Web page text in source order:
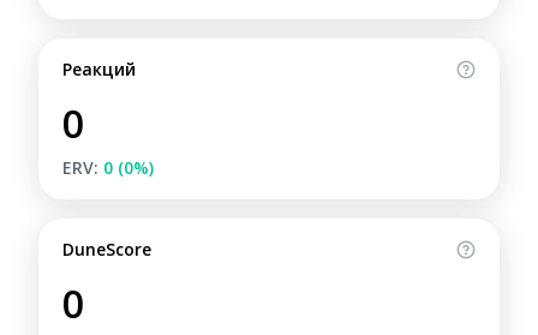
Реакций
0
ERV: 0 (0%)
DuneScore
0